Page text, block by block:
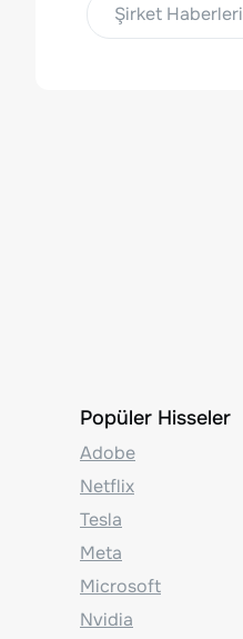
Şirket Haberleri
Popüler Hisseler
Adobe
Netflix
Tesla
Meta
Microsoft
Nvidia